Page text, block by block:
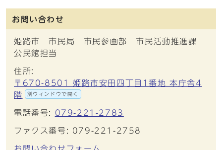
お問い合わせ
姫路市 市民局 市民参画部 市民活動推進課
公民館担当
住所:
〒670-8501 姫路市安田四丁目1番地 本庁舎4
階
別ウィンドウで開く
電話番号: 079-221-2783
ファクス番号: 079-221-2758